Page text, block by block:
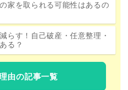
家を取られる可能性はあるの
らす！自己破産・任意整理・
る？
由の記事一覧